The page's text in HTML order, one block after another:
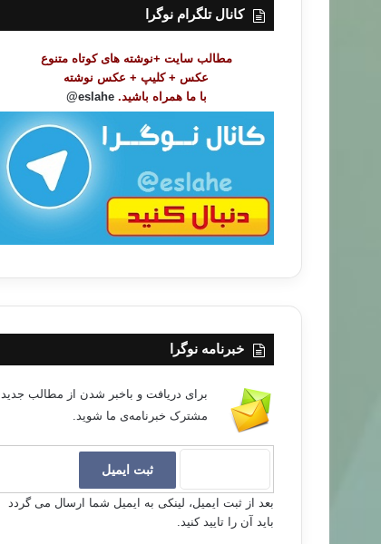
ض
کانال تلگرام نوگرا
مطالب سایت +نوشته های کوتاه متنوع
عکس + کلیپ + عکس نوشته
با ما همراه باشید. eslahe@
خبرنامه نوگرا
برای دریافت و باخبر شدن از مطالب جدید
مشترک خبرنامه‌ی ما شوید.
بعد از ثبت ایمیل، لینکی به ایمیل شما ارسال می گردد
باید آن را تایید کنید.